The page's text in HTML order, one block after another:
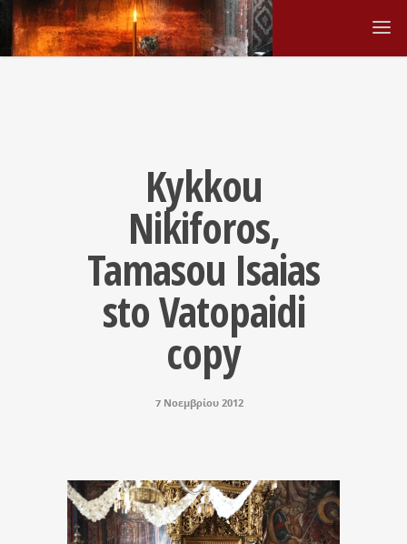
Kykkou
Nikiforos,
Tamasou Isaias
sto Vatopaidi
copy
7 Νοεμβρίου 2012